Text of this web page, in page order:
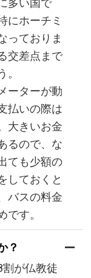
多い国で
にホーチミ
っておりま
交差点まで
ーターが動
払いの際は
大きいお金
るので、な
ても少額の
しておくと
バスの料金
です。
？
が仏教徒